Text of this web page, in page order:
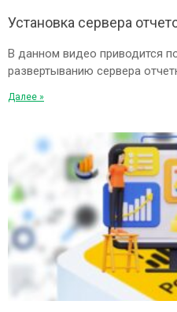
Установка сервера
В данном видео приводится
развертыванию сервера
Далее »